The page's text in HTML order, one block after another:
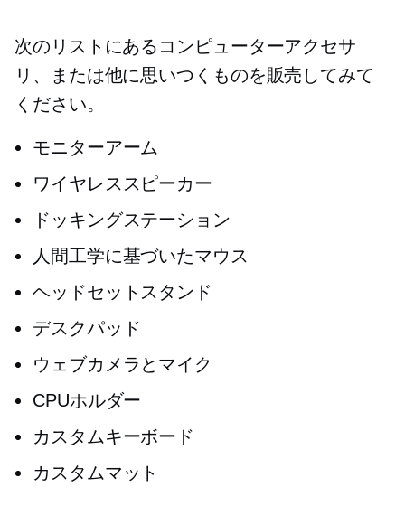
次のリストにあるコンピューターアクセサ
リ、または他に思いつくものを販売してみて
ください。
モニターアーム
ワイヤレススピーカー
ドッキングステーション
人間工学に基づいたマウス
ヘッドセットスタンド
デスクパッド
ウェブカメラとマイク
CPUホルダー
カスタムキーボード
カスタムマット